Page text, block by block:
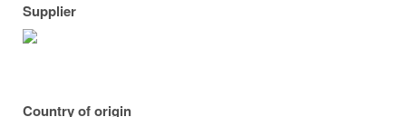
Supplier
Country of origin